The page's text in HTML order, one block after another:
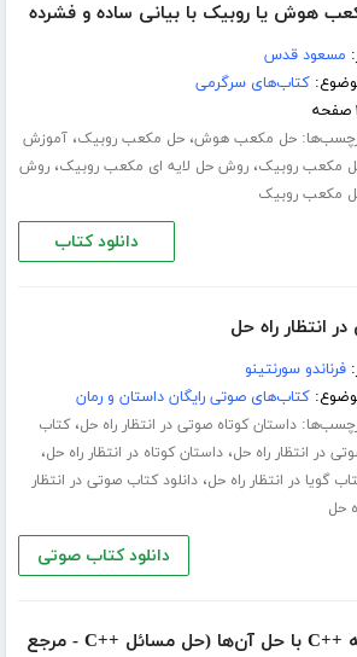
هوش یا روبیک با بیانی ساده و فشرده
مسعود قدس
کتاب‌های سرگرمی
حل مکعب هوش،حل مکعب روبیک،آموزش
مکعب روبیک،روش حل لایه ای مکعب روبیک،روش
مکعب روبیک
دانلود کتاب
انتظار راه حل
فرناندو سورنتینو
کتاب‌های صوتی رایگان داستان و رمان
داستان کوتاه صوتی در انتظار راه حل،کتاب
در انتظار راه حل،داستان کوتاه در انتظار راه حل،
گویا در انتظار راه حل،دانلود کتاب صوتی در انتظار
حل
دانلود کتاب صوتی
دانلود کتاب 600 برنامه ++C با حل آن‌ها (حل مسائل ++C - مرجع